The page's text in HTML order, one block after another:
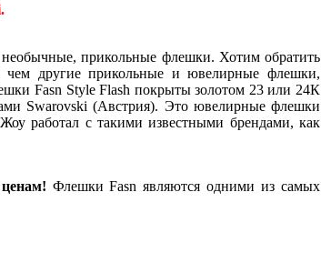
прикольные флешки. Хотим обратить
другие прикольные и ювелирные флешки,
Fasn Style Flash покрыты золотом 23 или 24К
Swarovski (Австрия). Это ювелирные флешки
работал с такими известными брендами, как
Флешки Fasn являются одними из самых